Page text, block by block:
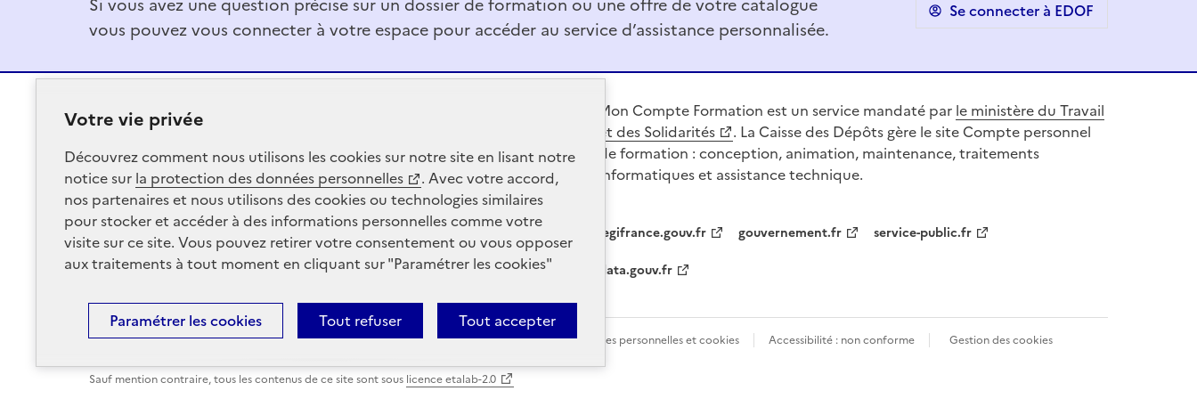
Votre vie privée
Découvrez comment nous utilisons lescookiessur notre site en lisant notre
notice sur la protection des données personnelles
. Avec votre accord,
nos partenaires et nous utilisons descookiesou technologies similaires
pour stocker et accéder à des informations personnelles comme votre
visite sur ce site. Vous pouvez retirer votre consentement ou vous opposer
aux traitements à tout moment en cliquant sur "Paramétrer lescookies"
Tout accepter
Tout refuser
Paramétrer lescookies
vous pouvez vous connecter à votre espace pour accéder au service d’assistance personnalisée.
Se connecter à EDOF
FRANÇAISE
Mon Compte Formation est un service mandaté par le ministère du Travail
et des Solidarités
. La Caisse des Dépôts gère le site Compte personnel
de formation : conception, animation, maintenance, traitements
informatiques et assistance technique.
legifrance.gouv.fr gouvernement.fr
service-public.fr
data.gouv.fr
Plan du site Conditions Générales d’Utilisation Mentions légales Protection des données personnelles et cookies Accessibilité : non conforme Gestion des cookies
Sauf mention contraire, tous les contenus de ce site sont sous licence etalab-2.0